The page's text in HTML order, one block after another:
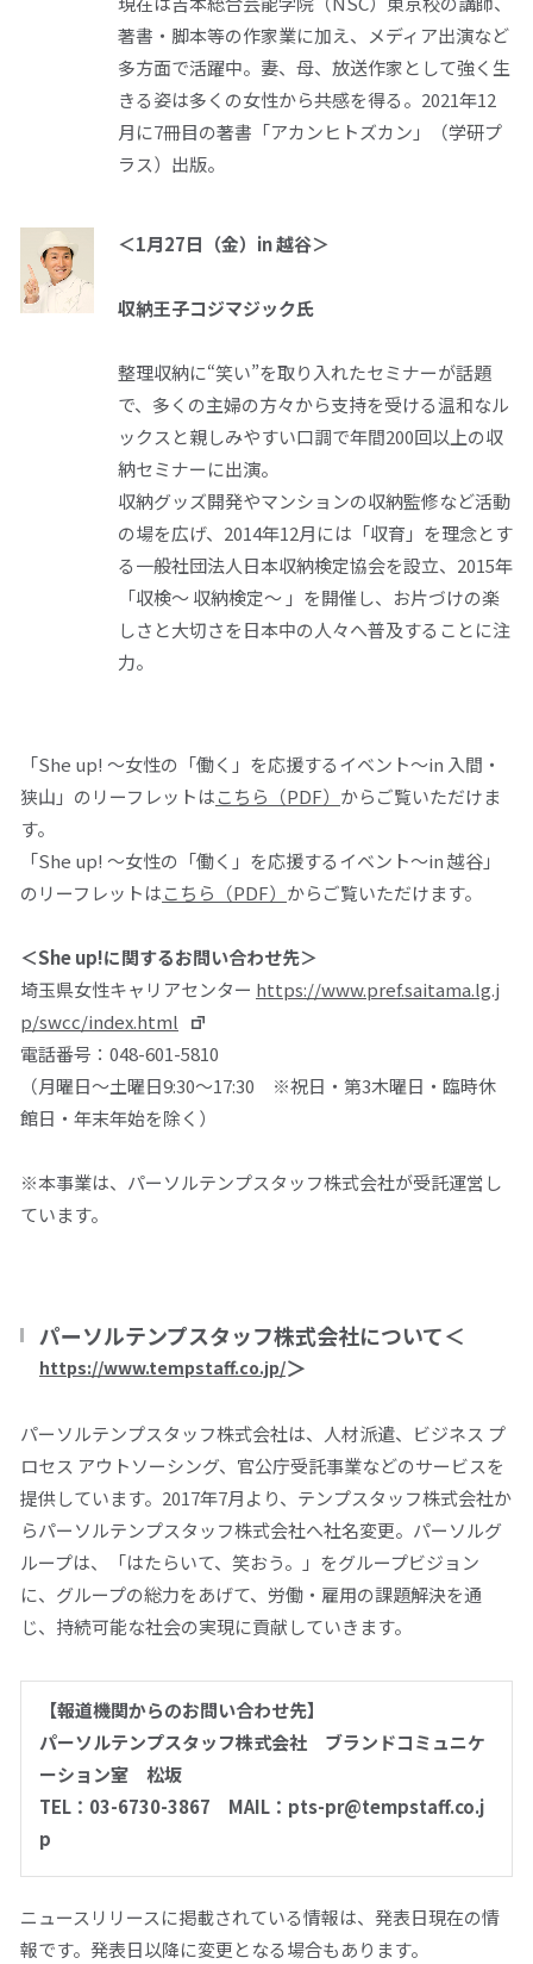
著書・脚本等の作家業に加え、メディア出演など
多方面で活躍中。妻、母、放送作家として強く生
きる姿は多くの女性から共感を得る。 2021年12
月に7冊目の著書「アカンヒトズカン」（学研プ
ラス）出版。
＜1月27日（金） in越谷＞
収納王子コジマジック氏
整理収納に“笑い”を取り入れたセミナーが話題
で、多くの主婦の方々から支持を受ける温和なル
ックスと親しみやすい口調で年間200回以上の収
納セミナーに出演。
収納グッズ開発やマンションの収納監修など活動
の場を広げ、2014年12月には「収育」を理念とす
る一般社団法人日本収納検定協会を設立、2015年
「収検～ 収納検定～ 」を開催し、お片づけの楽
しさと大切さを日本中の人々へ普及することに注
力。
「She up! ～女性の「働く」を応援するイベント～in 入間・
狭山」のリーフレットはこちら（PDF） からご覧いただけま
す。
「She up! ～女性の「働く」を応援するイベント～in越谷」
のリーフレットはこちら（PDF） からご覧いただけます。
＜She up!に関するお問い合わせ先＞
埼玉県女性キャリアセンター https://www.pref.saitama.lg.j
p/swcc/index.html
電話番号： 048-601-5810
（月曜日～土曜日9:30～17:30 ※祝日・第3木曜日・臨時休
館日・年末年始を除く）
※本事業は、パーソルテンプスタッフ株式会社が受託運営し
ています。
パーソルテンプスタッフ株式会社について＜
https://www.tempstaff.co.jp/＞
パーソルテンプスタッフ株式会社は、人材派遣、ビジネス プ
ロセス アウトソーシング、官公庁受託事業などのサービスを
提供しています。 2017年7月より、テンプスタッフ株式会社か
らパーソルテンプスタッフ株式会社へ社名変更。パーソルグ
ループは、「はたらいて、笑おう。」をグループビジョン
に、グループの総力をあげて、労働・雇用の課題解決を通
じ、持続可能な社会の実現に貢献していきます。
【報道機関からのお問い合わせ先】
パーソルテンプスタッフ株式会社 ブランドコミュニケ
ーション室 松坂
TEL：03-6730-3867 MAIL：pts-pr@tempstaff.co.j
p
ニュースリリースに掲載されている情報は、発表日現在の情
報です。発表日以降に変更となる場合もあります。